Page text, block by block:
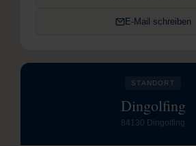
E-Mail schreiben
STANDORT
Dingolfing
84130 Dingolfing